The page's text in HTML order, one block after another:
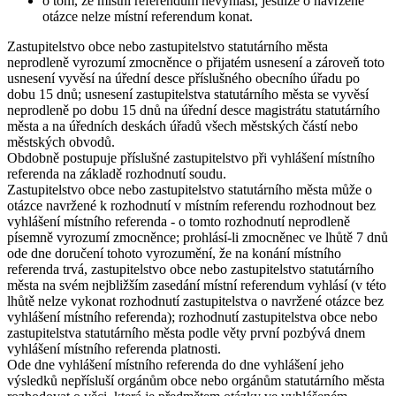
otázce nelze místní referendum konat.
Zastupitelstvo obce nebo zastupitelstvo statutárního města
neprodleně vyrozumí zmocněnce o přijatém usnesení a zároveň toto
usnesení vyvěsí na úřední desce příslušného obecního úřadu po
dobu 15 dnů; usnesení zastupitelstva statutárního města se vyvěsí
neprodleně po dobu 15 dnů na úřední desce magistrátu statutárního
města a na úředních deskách úřadů všech městských částí nebo
městských obvodů.
Obdobně postupuje příslušné zastupitelstvo při vyhlášení místního
referenda na základě rozhodnutí soudu.
Zastupitelstvo obce nebo zastupitelstvo statutárního města může o
otázce navržené k rozhodnutí v místním referendu rozhodnout bez
vyhlášení místního referenda - o tomto rozhodnutí neprodleně
písemně vyrozumí zmocněnce; prohlásí-li zmocněnec ve lhůtě 7 dnů
ode dne doručení tohoto vyrozumění, že na konání místního
referenda trvá, zastupitelstvo obce nebo zastupitelstvo statutárního
města na svém nejbližším zasedání místní referendum vyhlásí (v této
lhůtě nelze vykonat rozhodnutí zastupitelstva o navržené otázce bez
vyhlášení místního referenda); rozhodnutí zastupitelstva obce nebo
zastupitelstva statutárního města podle věty první pozbývá dnem
vyhlášení místního referenda platnosti.
Ode dne vyhlášení místního referenda do dne vyhlášení jeho
výsledků nepřísluší orgánům obce nebo orgánům statutárního města